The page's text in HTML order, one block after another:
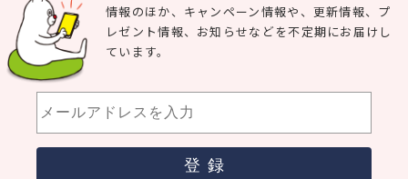
情報のほか、キャンペーン情報や、更新情報、プ
レゼント情報、お知らせなどを不定期にお届けし
ています。